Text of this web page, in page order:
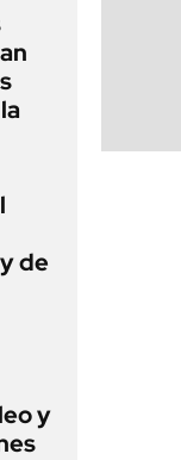
de
y